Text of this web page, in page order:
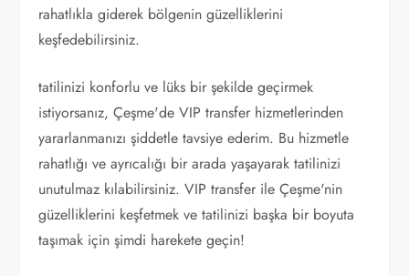
rahatlıkla giderek bölgenin güzelliklerini
keşfedebilirsiniz.
tatilinizi konforlu ve lüks bir şekilde geçirmek
istiyorsanız, Çeşme'de VIP transfer hizmetlerinden
yararlanmanızı şiddetle tavsiye ederim. Bu hizmetle
rahatlığı ve ayrıcalığı bir arada yaşayarak tatilinizi
unutulmaz kılabilirsiniz. VIP transfer ile Çeşme'nin
güzelliklerini keşfetmek ve tatilinizi başka bir boyuta
taşımak için şimdi harekete geçin!